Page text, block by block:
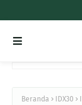
Beranda IDX30